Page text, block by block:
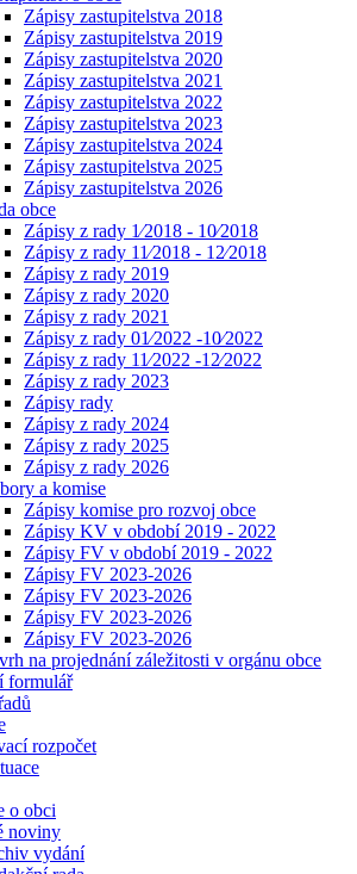
Zápisy zastupitelstva 2018
Zápisy zastupitelstva 2019
Zápisy zastupitelstva 2020
Zápisy zastupitelstva 2021
Zápisy zastupitelstva 2022
Zápisy zastupitelstva 2023
Zápisy zastupitelstva 2024
Zápisy zastupitelstva 2025
Zápisy zastupitelstva 2026
obce
Zápisy z rady 1⁄2018 - 10⁄2018
Zápisy z rady 11⁄2018 - 12⁄2018
Zápisy z rady 2019
Zápisy z rady 2020
Zápisy z rady 2021
Zápisy z rady 01⁄2022 -10⁄2022
Zápisy z rady 11⁄2022 -12⁄2022
Zápisy z rady 2023
Zápisy rady
Zápisy z rady 2024
Zápisy z rady 2025
Zápisy z rady 2026
a komise
Zápisy komise pro rozvoj obce
Zápisy KV v období 2019 - 2022
Zápisy FV v období 2019 - 2022
Zápisy FV 2023-2026
Zápisy FV 2023-2026
Zápisy FV 2023-2026
Zápisy FV 2023-2026
na projednání záležitosti v orgánu obce
formulář
rozpočet
o obci
noviny
vydání